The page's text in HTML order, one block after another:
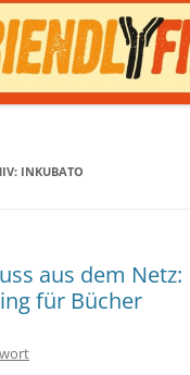
INKUBATO
aus dem Netz:
für Bücher